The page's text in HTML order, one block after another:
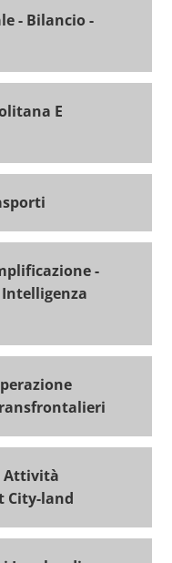
- Bilancio -
E
-
Attività
City-land